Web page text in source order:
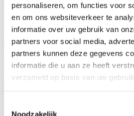
personaliseren, om functies voor
en om ons websiteverkeer te
informatie over uw gebruik van
partners voor social media,
partners kunnen deze gegevens
informatie die u aan ze heeft
verzameld op basis van uw
Noodzakelijk
L-540 MY26
€ 3.399,00
B-2020 MY26
€ 3.399,00